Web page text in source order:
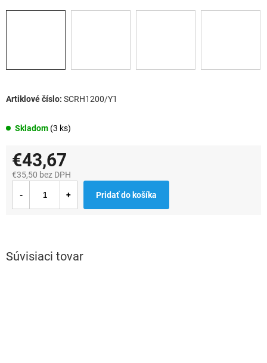
Skladom (3 ks)
SCRH1200/Y1
€43,67
€35,50 bez DPH
cena:
Pridať do košíka
Súvisiaci tovar